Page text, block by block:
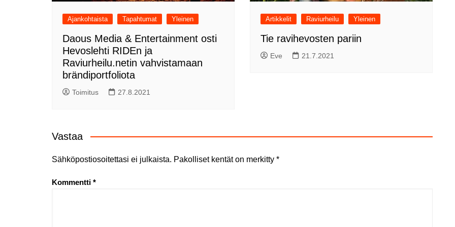
Ajankohtaista Tapahtumat Yleinen
Daous Media & Entertainment osti
Hevoslehti RIDEn ja
Raviurheilu.netin vahvistamaan
brändiportfoliota
Toimitus 27.8.2021
Artikkelit Raviurheilu Yleinen
Tie ravihevosten pariin
Eve 21.7.2021
Vastaa
Sähköpostiosoitettasi ei julkaista. Pakolliset kentät on merkitty *
Kommentti *